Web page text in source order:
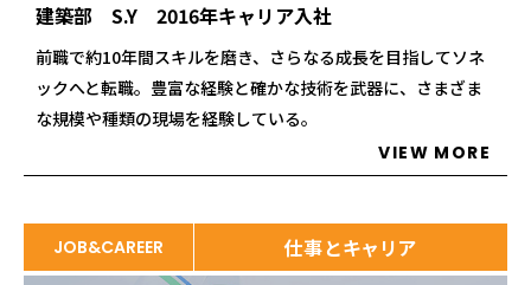
建築部 S.Y 2016年キャリア入社
前職で約10年間スキルを磨き、さらなる成長を目指してソネ
ックへと転職。豊富な経験と確かな技術を武器に、さまざま
な規模や種類の現場を経験している。
VIEW MORE
JOB&CAREER 仕事とキャリア